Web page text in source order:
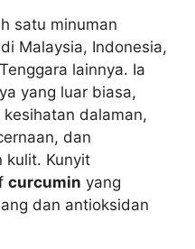
satu minuman
Malaysia, Indonesia,
lainnya. Ia
yang luar biasa,
dalaman,
dan
kulit. Kunyit
curcumin yang
dan antioksidan